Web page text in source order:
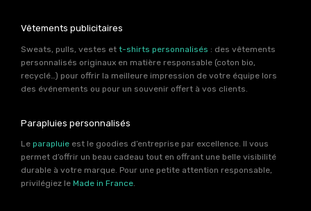
Vêtements publicitaires
Sweats, pulls, vestes et t-shirts personnalisés : des vêtements
personnalisés originaux en matière responsable (coton bio,
recyclé…) pour offrir la meilleure impression de votre équipe lors
des événements ou pour un souvenir offert à vos clients.
Parapluies personnalisés
Le parapluie est le goodies d’entreprise par excellence. Il vous
permet d’offrir un beau cadeau tout en offrant une belle visibilité
durable à votre marque. Pour une petite attention responsable,
privilégiez le Made in France.